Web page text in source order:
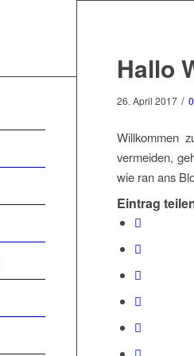
Hallo
26. April 2017 /
Willkommen
vermeiden,
wie ran ans
Eintrag